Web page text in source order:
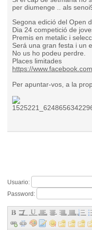
per diumenge .. als
Segona edició del Open
Dia 24 competició de
Premis en metalic i
Será una gran festa i un
No us ho podeu perdre.
Places limitades
https://
Per apuntar-vos, a la
Usuario:
Password: